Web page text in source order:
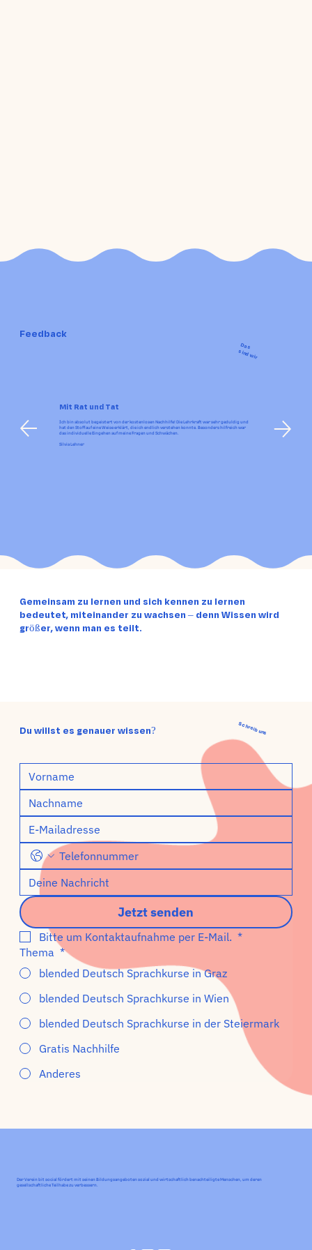
Gemeinsam zu lernen und sich kennen zu lernen
bedeutet, miteinander zu wachsen – denn Wissen wird
größer, wenn man es teilt.
Kompetenzen im Wandel
Mit Rat und Tat
Ich bin absolut begeistert von der kostenlosen Nachhilfe! Die Lehrkraft war sehr geduldig und
hat den Stoff auf eine Weise erklärt, die ich endlich verstehen konnte. Besonders hilfreich war
das individuelle Eingehen auf meine Fragen und Schwächen.
Silvia Lehner
Feedback
Das
sind wir
Du willst es genauer wissen? Schreib uns
Jetzt senden
Bitte um Kontaktaufnahme per E-Mail. *
Thema *
blended Deutsch Sprachkurse in Graz
blended Deutsch Sprachkurse in Wien
blended Deutsch Sprachkurse in der Steiermark
Gratis Nachhilfe
Anderes
Der Verein bit social fördert mit seinen Bildungsangeboten sozial und wirtschaftlich benachteiligte Menschen, um deren
gesellschaftliche Teilhabe zu verbessern.